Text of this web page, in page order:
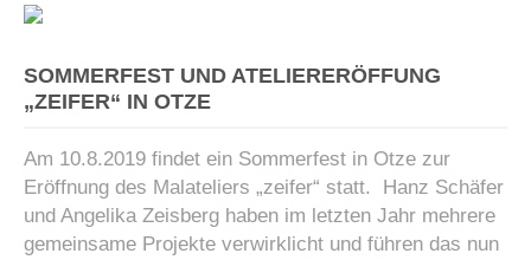
SOMMERFEST UND ATELIERERÖFFUNG
„ZEIFER“ IN OTZE
Am 10.8.2019 findet ein Sommerfest in Otze zur
Eröffnung des Malateliers „zeifer“ statt. Hanz Schäfer
und Angelika Zeisberg haben im letzten Jahr mehrere
gemeinsame Projekte verwirklicht und führen das nun